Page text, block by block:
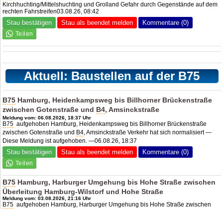
Kirchhuchting/Mittelshuchting und Grolland Gefahr durch Gegenstände auf dem
rechten Fahrstreifen03.08.26, 08:42
Stau bestätigen Stau als beendet melden Kommentare (0)
Aktuell: Baustellen auf der B75
B75 Hamburg, Heidenkampsweg bis Billhorner Brückenstraße
zwischen Gotenstraße und B4, Amsinckstraße
Meldung vom: 06.08.2026, 18:37 Uhr
B75 aufgehoben Hamburg, Heidenkampsweg bis Billhorner Brückenstraße
zwischen Gotenstraße und B4, Amsinckstraße Verkehr hat sich normalisiert —
Diese Meldung ist aufgehoben. —06.08.26, 18:37
Stau bestätigen Stau als beendet melden Kommentare (0)
B75 Hamburg, Harburger Umgehung bis Hohe Straße zwischen
Überleitung Hamburg-Wilstorf und Hohe Straße
Meldung vom: 03.08.2026, 21:16 Uhr
B75 aufgehoben Hamburg, Harburger Umgehung bis Hohe Straße zwischen